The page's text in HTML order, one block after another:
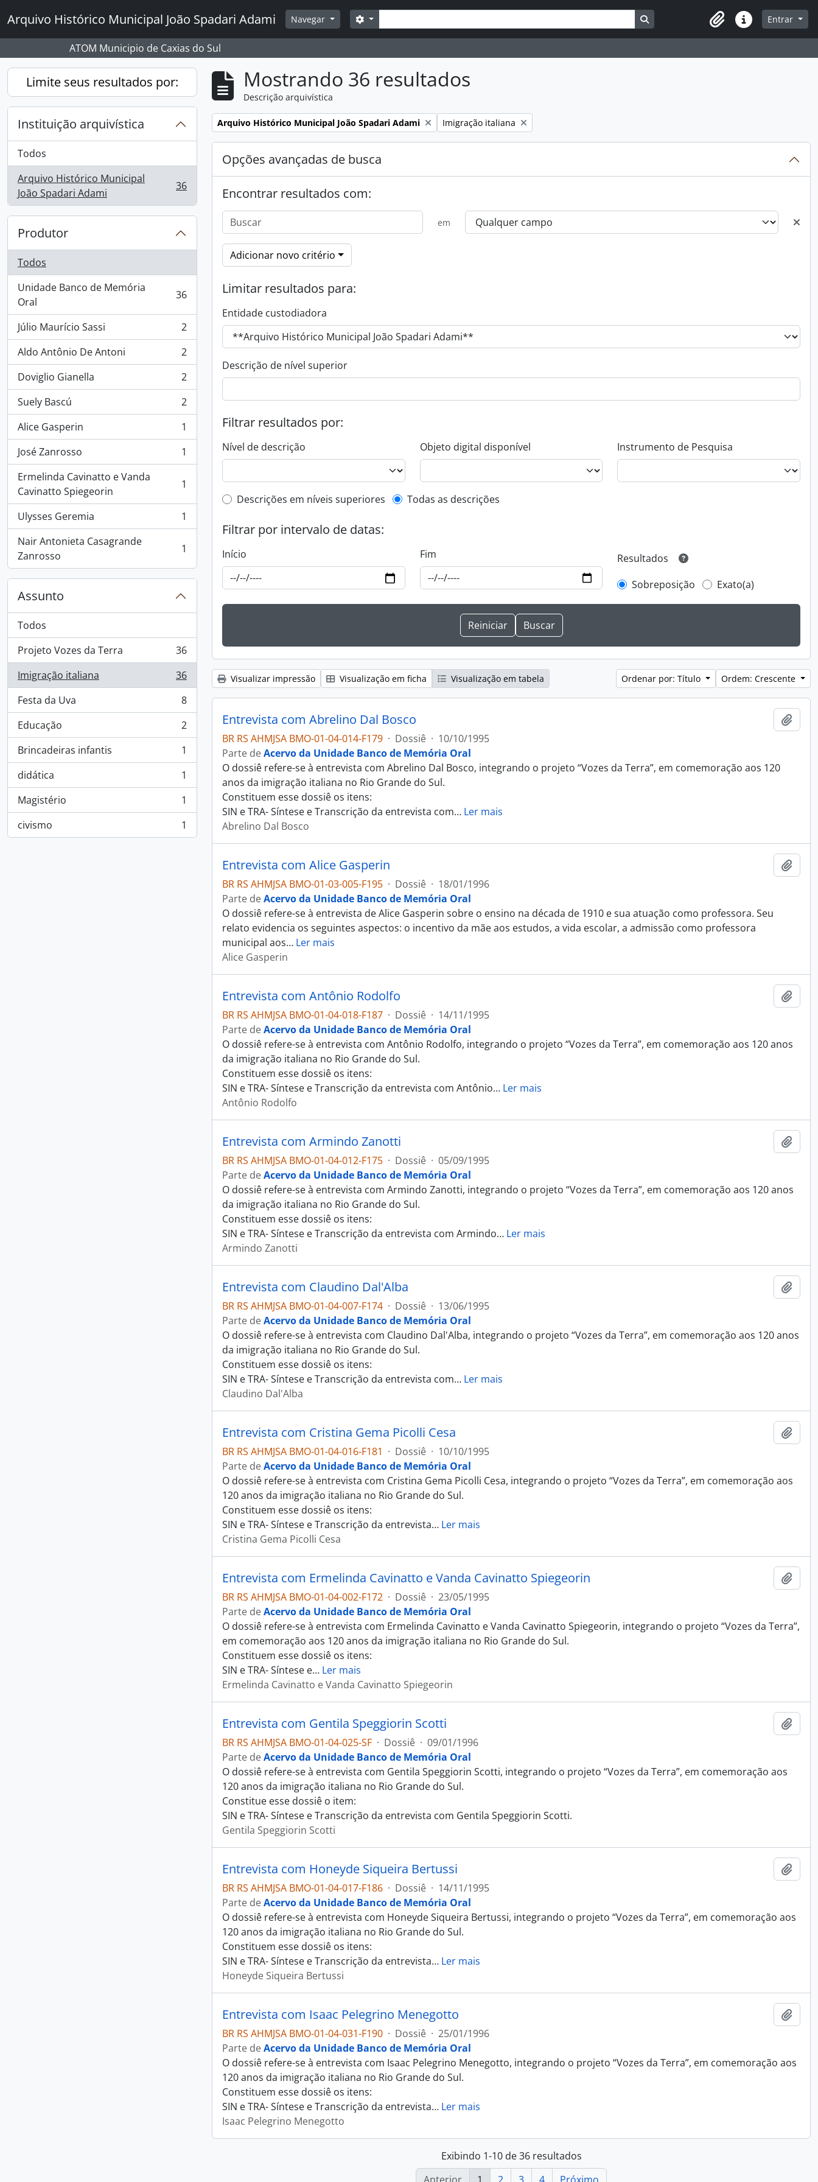
Arquivo Histórico Municipal João Spadari Adami Navegar Buscar
Opções de busca Busque na página de navegação
Atalhos Entrar
ATOM Municipio de Caxias do Sul
Limite seus resultados por:
Instituição arquivística
Todos
Arquivo Histórico Municipal
João Spadari Adami
, 36 resultados 36
Produtor
Todos
Unidade Banco de Memória
Oral
, 36 resultados 36
Júlio Maurício Sassi
, 2 resultados
2
Aldo Antônio De Antoni
, 2 resultados
2
Doviglio Gianella
, 2 resultados
2
Suely Bascú
, 2 resultados
2
Alice Gasperin
, 1 resultados
1
José Zanrosso
, 1 resultados
1
Ermelinda Cavinatto e Vanda
Cavinatto Spiegeorin
, 1 resultados 1
Ulysses Geremia
, 1 resultados
1
Nair Antonieta Casagrande
Zanrosso
, 1 resultados 1
Assunto
Todos
Projeto Vozes da Terra
, 36 resultados
36
Imigração italiana
, 36 resultados
36
Festa da Uva
, 8 resultados
8
Educação
, 2 resultados
2
Brincadeiras infantis
, 1 resultados
1
didática
, 1 resultados
1
Magistério
, 1 resultados
1
civismo
, 1 resultados 1
Mostrando 36 resultados
Descrição arquivística
Remover filtro:
Arquivo Histórico Municipal João Spadari Adami Remover filtro:
Imigração italiana
Opções avançadas de busca
Encontrar resultados com:
em
Adicionar novo critério
Limitar resultados para:
Entidade custodiadora
Descrição de nível superior
Filtrar resultados por:
Nível de descrição Objeto digital disponível Instrumento de Pesquisa
Filtro de descrição de nível superior
Descrições em níveis superiores Todas as descrições
Filtrar por intervalo de datas:
Início Fim
Resultados
Sobreposição
Exato(a)
Visualizar impressão Visualização em ficha Visualização em tabela Ordenar por: Título Ordem: Crescente
Entrevista com Abrelino Dal Bosco
BR RS AHMJSA BMO-01-04-014-F179 · Dossiê · 10/10/1995
Parte deAcervo da Unidade Banco de Memória Oral
O dossiê refere-se à entrevista com Abrelino Dal Bosco, integrando o projeto “Vozes da Terra”, em comemoração aos 120
anos da imigração italiana no Rio Grande do Sul.
Constituem esse dossiê os itens:
SIN e TRA- Síntese e Transcrição da entrevista com… Ler mais
Abrelino Dal Bosco
Entrevista com Alice Gasperin
BR RS AHMJSA BMO-01-03-005-F195 · Dossiê · 18/01/1996
Parte deAcervo da Unidade Banco de Memória Oral
O dossiê refere-se à entrevista de Alice Gasperin sobre o ensino na década de 1910 e sua atuação como professora. Seu
relato evidencia os seguintes aspectos: o incentivo da mãe aos estudos, a vida escolar, a admissão como professora
municipal aos… Ler mais
Alice Gasperin
Entrevista com Antônio Rodolfo
BR RS AHMJSA BMO-01-04-018-F187 · Dossiê · 14/11/1995
Parte deAcervo da Unidade Banco de Memória Oral
O dossiê refere-se à entrevista com Antônio Rodolfo, integrando o projeto “Vozes da Terra”, em comemoração aos 120 anos
da imigração italiana no Rio Grande do Sul.
Constituem esse dossiê os itens:
SIN e TRA- Síntese e Transcrição da entrevista com Antônio… Ler mais
Antônio Rodolfo
Entrevista com Armindo Zanotti
BR RS AHMJSA BMO-01-04-012-F175 · Dossiê · 05/09/1995
Parte deAcervo da Unidade Banco de Memória Oral
O dossiê refere-se à entrevista com Armindo Zanotti, integrando o projeto “Vozes da Terra”, em comemoração aos 120 anos
da imigração italiana no Rio Grande do Sul.
Constituem esse dossiê os itens:
SIN e TRA- Síntese e Transcrição da entrevista com Armindo… Ler mais
Armindo Zanotti
Entrevista com Claudino Dal'Alba
BR RS AHMJSA BMO-01-04-007-F174 · Dossiê · 13/06/1995
Parte deAcervo da Unidade Banco de Memória Oral
O dossiê refere-se à entrevista com Claudino Dal'Alba, integrando o projeto “Vozes da Terra”, em comemoração aos 120 anos
da imigração italiana no Rio Grande do Sul.
Constituem esse dossiê os itens:
SIN e TRA- Síntese e Transcrição da entrevista com… Ler mais
Claudino Dal'Alba
Entrevista com Cristina Gema Picolli Cesa
BR RS AHMJSA BMO-01-04-016-F181 · Dossiê · 10/10/1995
Parte deAcervo da Unidade Banco de Memória Oral
O dossiê refere-se à entrevista com Cristina Gema Picolli Cesa, integrando o projeto “Vozes da Terra”, em comemoração aos
120 anos da imigração italiana no Rio Grande do Sul.
Constituem esse dossiê os itens:
SIN e TRA- Síntese e Transcrição da entrevista… Ler mais
Cristina Gema Picolli Cesa
Entrevista com Ermelinda Cavinatto e Vanda Cavinatto Spiegeorin
BR RS AHMJSA BMO-01-04-002-F172 · Dossiê · 23/05/1995
Parte deAcervo da Unidade Banco de Memória Oral
O dossiê refere-se à entrevista com Ermelinda Cavinatto e Vanda Cavinatto Spiegeorin, integrando o projeto “Vozes da Terra”,
em comemoração aos 120 anos da imigração italiana no Rio Grande do Sul.
Constituem esse dossiê os itens:
SIN e TRA- Síntese e… Ler mais
Ermelinda Cavinatto e Vanda Cavinatto Spiegeorin
Entrevista com Gentila Speggiorin Scotti
BR RS AHMJSA BMO-01-04-025-SF · Dossiê · 09/01/1996
Parte deAcervo da Unidade Banco de Memória Oral
O dossiê refere-se à entrevista com Gentila Speggiorin Scotti, integrando o projeto “Vozes da Terra”, em comemoração aos
120 anos da imigração italiana no Rio Grande do Sul.
Constitue esse dossiê o item:
SIN e TRA- Síntese e Transcrição da entrevista com Gentila Speggiorin Scotti.
Gentila Speggiorin Scotti
Entrevista com Honeyde Siqueira Bertussi
BR RS AHMJSA BMO-01-04-017-F186 · Dossiê · 14/11/1995
Parte deAcervo da Unidade Banco de Memória Oral
O dossiê refere-se à entrevista com Honeyde Siqueira Bertussi, integrando o projeto “Vozes da Terra”, em comemoração aos
120 anos da imigração italiana no Rio Grande do Sul.
Constituem esse dossiê os itens:
SIN e TRA- Síntese e Transcrição da entrevista… Ler mais
Honeyde Siqueira Bertussi
Entrevista com Isaac Pelegrino Menegotto
BR RS AHMJSA BMO-01-04-031-F190 · Dossiê · 25/01/1996
Parte deAcervo da Unidade Banco de Memória Oral
O dossiê refere-se à entrevista com Isaac Pelegrino Menegotto, integrando o projeto “Vozes da Terra”, em comemoração aos
120 anos da imigração italiana no Rio Grande do Sul.
Constituem esse dossiê os itens:
SIN e TRA- Síntese e Transcrição da entrevista… Ler mais
Isaac Pelegrino Menegotto
Exibindo 1-10 de 36 resultados